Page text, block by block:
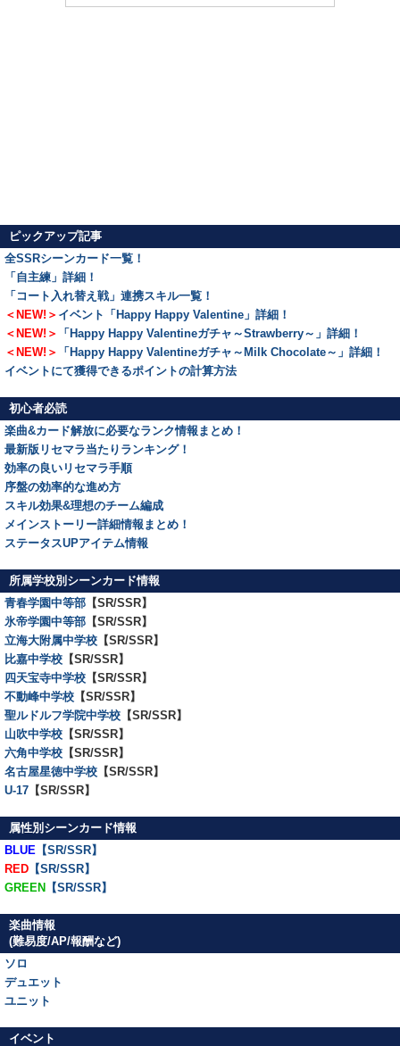
ピックアップ記事
全SSRシーンカード一覧！
「自主練」詳細！
「コート入れ替え戦」連携スキル一覧！
＜NEW!＞ イベント「Happy Happy Valentine」詳細！
＜NEW!＞
「Happy Happy Valentineガチャ～Strawberry～」詳細！
＜NEW!＞
「Happy Happy Valentineガチャ～Milk Chocolate～」詳細！
イベントにて獲得できるポイントの計算方法
初心者必読
楽曲&カード解放に必要なランク情報まとめ！
最新版リセマラ当たりランキング！
効率の良いリセマラ手順
序盤の効率的な進め方
スキル効果&理想のチーム編成
メインストーリー詳細情報まとめ！
ステータスUPアイテム情報
所属学校別シーンカード情報
青春学園中等部 【SR/SSR】
氷帝学園中等部 【SR/SSR】
立海大附属中学校 【SR/SSR】
比嘉中学校 【SR/SSR】
四天宝寺中学校 【SR/SSR】
不動峰中学校 【SR/SSR】
聖ルドルフ学院中学校 【SR/SSR】
山吹中学校 【SR/SSR】
六角中学校 【SR/SSR】
名古屋星徳中学校 【SR/SSR】
U-17 【SR/SSR】
属性別シーンカード情報
BLUE 【SR/SSR】
RED 【SR/SSR】
GREEN 【SR/SSR】
楽曲情報
(難易度/AP/報酬など)
ソロ
デュエット
ユニット
イベント